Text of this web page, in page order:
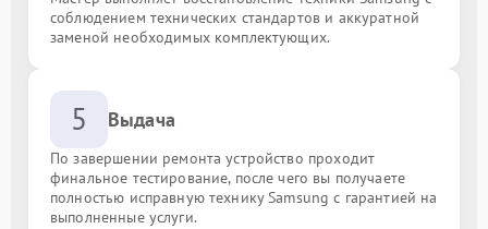
соблюдением технических стандартов и аккуратной
заменой необходимых комплектующих.
5 Выдача
По завершении ремонта устройство проходит
финальное тестирование, после чего вы получаете
полностью исправную технику Samsung с гарантией на
выполненные услуги.